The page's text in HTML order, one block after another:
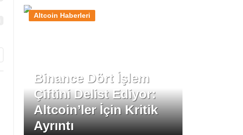
Binance Dört İşlem
Çiftini Delist Ediyor:
Altcoin’ler İçin Kritik
Ayrıntı
Altcoin Haberleri